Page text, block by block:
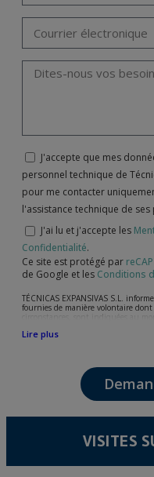
J'accepte que mes
personnel technique de
pour me contacter
l'assistance technique de
J'ai lu et j'accepte les
Confidentialité.
Ce site est protégé par
de Google et les Conditions
TÉCNICAS EXPANSIVAS S.L.
fournies de manière volontaire dont
circonstances, sont indiquées au
l’attention de votre demande, litige
Les données de nos fichiers sont
plus grande confidentialité et
15/1999 du 13 décembre sur la
Il est recommandé de ne pas
la santé, ces donnée n'étant pas
et d'opposition en vertu des
Lire plus
VISITES